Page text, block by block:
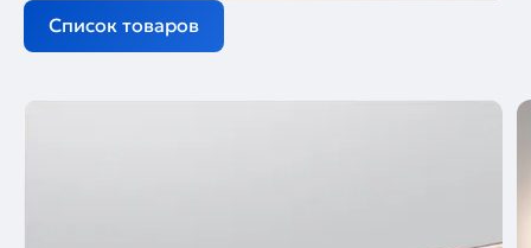
Список товаров